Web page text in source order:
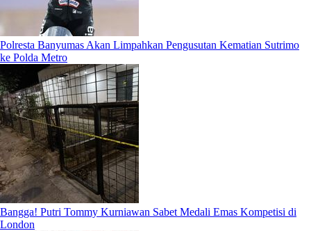
Polresta Banyumas Akan Limpahkan Pengusutan Kematian Sutrimo
ke Polda Metro
Bangga! Putri Tommy Kurniawan Sabet Medali Emas Kompetisi di
London